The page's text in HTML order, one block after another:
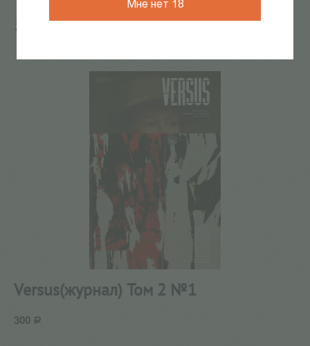
Мне нет 18
Главная / КАТАЛОГ КНИГ / журналы / Versus /
Versus(журнал) Том 2 №1
Versus(журнал) Том 2 №1
300 Р